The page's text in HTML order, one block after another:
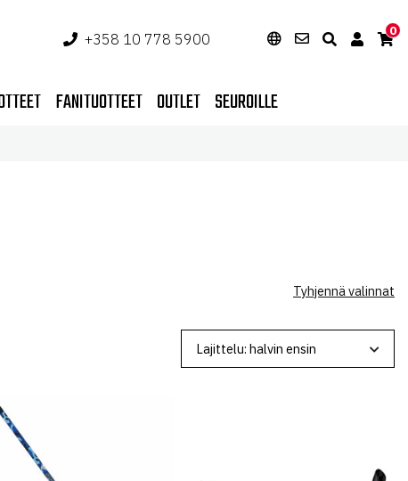
+358 10 778 5900 0
FANITUOTTEET OUTLET SEUROILLE
Tyhjennä valinnat